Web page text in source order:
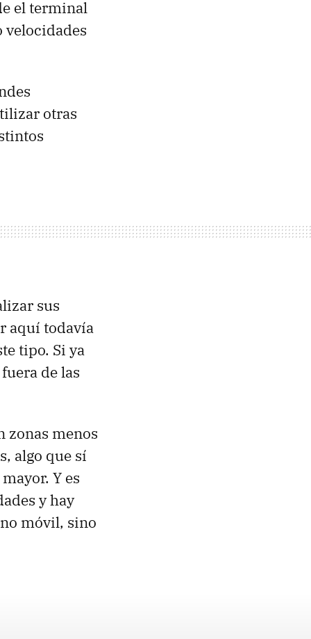
el terminal
velocidades
otras
sus
aquí todavía
tipo. Si ya
de las
zonas menos
algo que sí
Y es
y hay
móvil, sino